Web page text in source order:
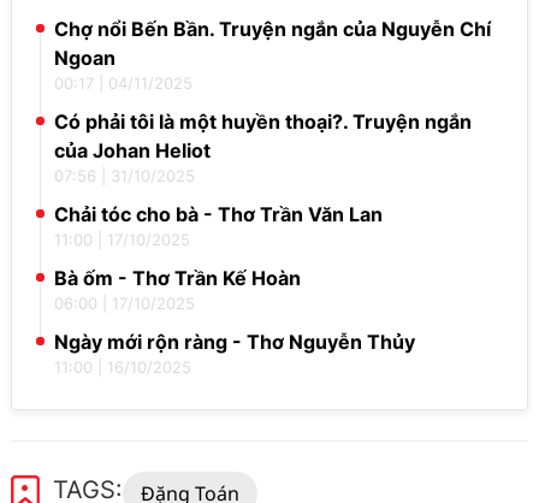
Chợ nổi Bến Bần. Truyện ngắn của Nguyễn Chí
Ngoan
00:17 04/11/2025
Có phải tôi là một huyền thoại?. Truyện ngắn
của Johan Heliot
07:56 31/10/2025
Chải tóc cho bà - Thơ Trần Văn Lan
11:00 17/10/2025
Bà ốm - Thơ Trần Kế Hoàn
06:00 17/10/2025
Ngày mới rộn ràng - Thơ Nguyễn Thủy
11:00 16/10/2025
TAGS: Đặng Toán